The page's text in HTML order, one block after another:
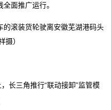
面推广运行。
滚装货轮驶离安徽芜湖港码头
摄）
长三角推行“联动接卸”监管模